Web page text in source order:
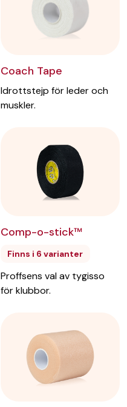
Grepptejp Gauze 38
mm EAN, Rosa
Längd:9,23m
Färg:Rosa
Artikelnr:
Grepptejp Gauze 38
mm EAN, Vit
Färg:Vit
Artikelnr:
Lägg till i önskelista
Coach Tape
Idrottstejp för leder och
muskler.
Comp-o-stick™
Finns i 6 varianter
Proffsens val av tygisso
för klubbor.